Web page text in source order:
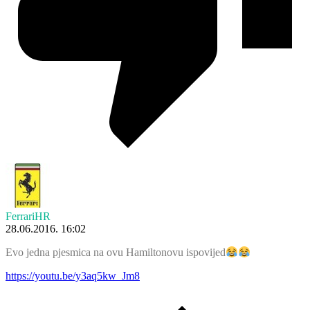
FerrariHR
28.06.2016. 16:02
Evo jedna pjesmica na ovu Hamiltonovu ispovijed
https://youtu.be/y3aq5kw_Jm8